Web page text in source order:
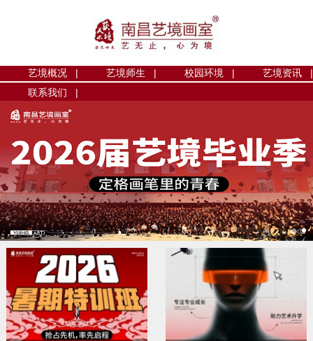
艺境概况 | 艺境师生 | 校园环境 |
艺境资讯 |
联系我们 |